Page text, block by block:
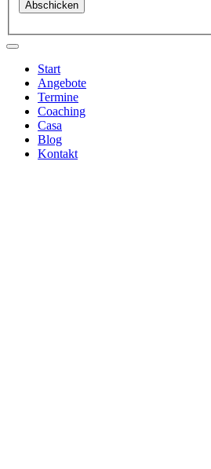
Start
Angebote
Termine
Coaching
Casa
Blog
Kontakt